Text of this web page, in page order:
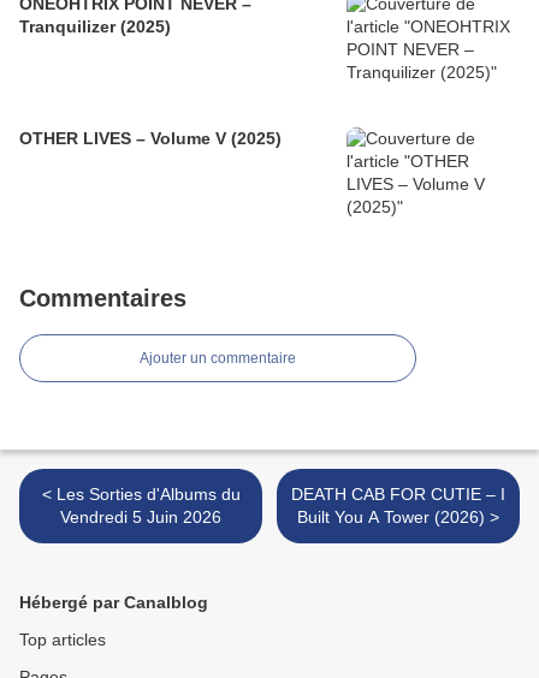
Tranquilizer (2025)
OTHER LIVES – Volume V (2025)
Commentaires
Ajouter un commentaire
< Les Sorties d'Albums du
Vendredi 5 Juin 2026
DEATH CAB FOR CUTIE – I
Built You A Tower (2026) >
Hébergé par Canalblog
Top articles